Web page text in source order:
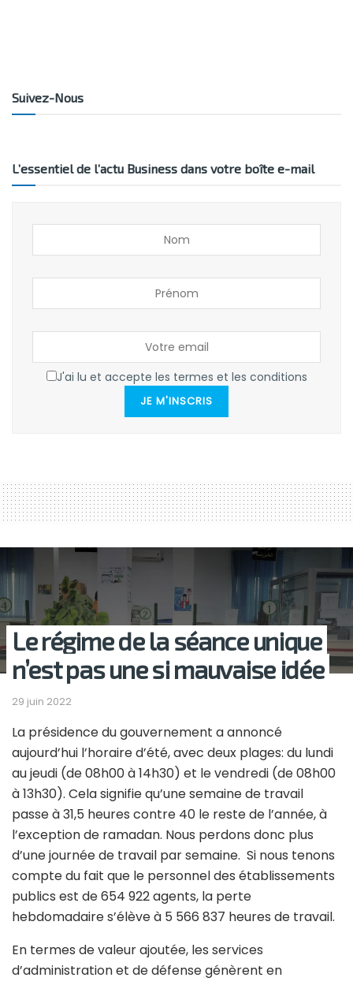
Suivez-Nous
L’essentiel de l’actu Business dans votre boîte e-mail
J'ai lu et accepte les termes et les conditions
JE M'INSCRIS
Le régime de la séance unique
n’est pas une si mauvaise idée
29 juin 2022
La présidence du gouvernement a annoncé
aujourd’hui l’horaire d’été, avec deux plages: du lundi
au jeudi (de 08h00 à 14h30) et le vendredi (de 08h00
à 13h30). Cela signifie qu’une semaine de travail
passe à 31,5 heures contre 40 le reste de l’année, à
l’exception de ramadan. Nous perdons donc plus
d’une journée de travail par semaine. Si nous tenons
compte du fait que le personnel des établissements
publics est de 654 922 agents, la perte
hebdomadaire s’élève à 5 566 837 heures de travail.
En termes de valeur ajoutée, les services
d’administration et de défense génèrent en